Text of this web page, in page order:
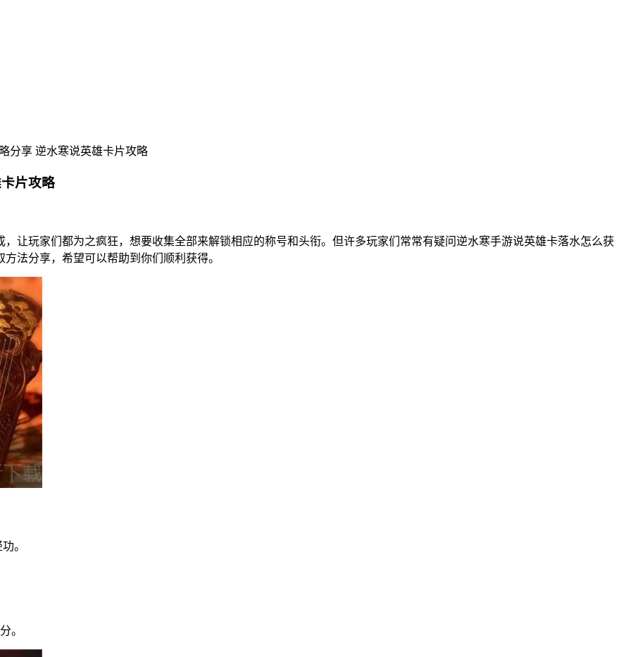
分享 逆水寒说英雄卡片攻略
片攻略
让玩家们都为之疯狂，想要收集全部来解锁相应的称号和头衔。但许多玩家们常常有疑问逆水寒手游说英雄卡落水怎么获
法分享，希望可以帮助到你们顺利获得。
。
。